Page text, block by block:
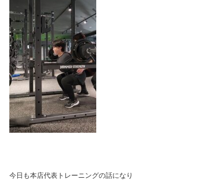
今日も本店代表トレーニングの話になり